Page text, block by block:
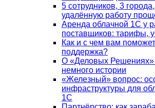
5 сотрудников, 3
удалённую работу
Аренда облачной 1С у
поставщиков: тарифы,
Как и с чем вам
поддержка?
О «Деловых Решениях»
немного истории
«Железный» вопрос:
инфраструктуры для
1С